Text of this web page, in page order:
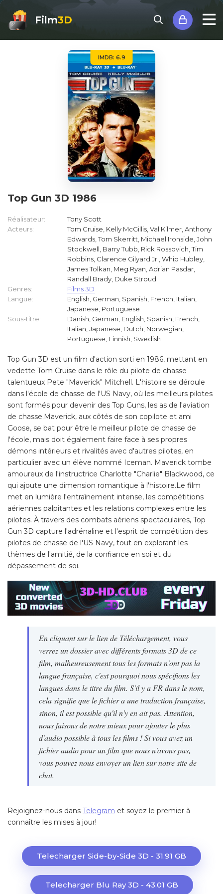
Film3D
IMDB: 6.9
Top Gun 3D 1986
Réalisateur:
Tony Scott
Acteurs:
Tom Cruise, Kelly McGillis, Val Kilmer, Anthony
Edwards, Tom Skerritt, Michael Ironside, John
Stockwell, Barry Tubb, Rick Rossovich, Tim
Robbins, Clarence Gilyard Jr., Whip Hubley,
James Tolkan, Meg Ryan, Adrian Pasdar,
Randall Brady, Duke Stroud
Genres:
Films 3D
Langue:
English, German, Spanish, French, Italian,
Japanese, Portuguese
Sous-titre:
Danish, German, English, Spanish, French,
Italian, Japanese, Dutch, Norwegian,
Portuguese, Finnish, Swedish
Top Gun 3D est un film d'action sorti en 1986, mettant en
vedette Tom Cruise dans le rôle du pilote de chasse
talentueux Pete "Maverick" Mitchell. L'histoire se déroule
dans l'école de chasse de l'US Navy, où les meilleurs pilotes
sont formés pour devenir des Top Guns, les as de l'aviation
de chasse.Maverick, aux côtés de son copilote et ami
Goose, se bat pour être le meilleur pilote de chasse de
l'école, mais doit également faire face à ses propres
démons intérieurs et rivalités avec d'autres pilotes, en
particulier avec un élève nommé Iceman. Maverick tombe
amoureux de l'instructrice Charlotte "Charlie" Blackwood, ce
qui ajoute une dimension romantique à l'histoire.Le film
met en lumière l'entraînement intense, les compétitions
aériennes palpitantes et les relations complexes entre les
pilotes. À travers des combats aériens spectaculaires, Top
Gun 3D capture l'adrénaline et l'esprit de compétition des
pilotes de chasse de l'US Navy, tout en explorant les
thèmes de l'amitié, de la confiance en soi et du
dépassement de soi.
En cliquant sur le lien de Téléchargement, vous
verrez un dossier avec différents formats 3D de ce
film, malheureusement tous les formats n'ont pas la
langue française, c'est pourquoi nous spécifions les
langues dans le titre du film. S'il y a FR dans le nom,
cela signifie que le fichier a une traduction française,
sinon, il est possible qu'il n'y en ait pas. Attention,
nous faisons de notre mieux pour ajouter le plus
d'audio possible à tous les films ! Si vous avez un
fichier audio pour un film que nous n'avons pas,
vous pouvez nous envoyer un lien sur notre site de
chat.
Rejoignez-nous dans Telegram et soyez le premier à
connaître les mises à jour!
Telecharger Side-by-Side 3D - 31.91 GB
Telecharger Blu Ray 3D - 43.01 GB